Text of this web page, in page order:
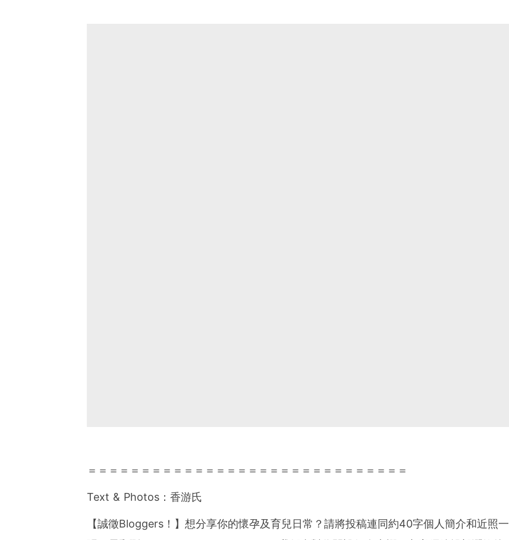
＝＝＝＝＝＝＝＝＝＝＝＝＝＝＝＝＝＝＝＝＝＝＝＝＝＝＝＝＝＝
Text & Photos：香游氏
【誠徵Bloggers！】想分享你的懷孕及育兒日常？請將投稿連同約40字個人簡介和近照一